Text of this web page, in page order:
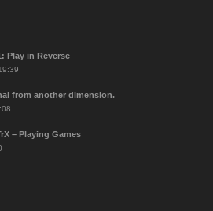
Play in Reverse
from another dimension.
– Playing Games